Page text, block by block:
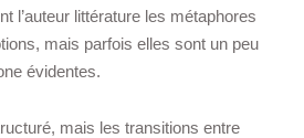
l’auteur littérature les métaphores
mais parfois elles sont un peu
évidentes.
mais les transitions entre